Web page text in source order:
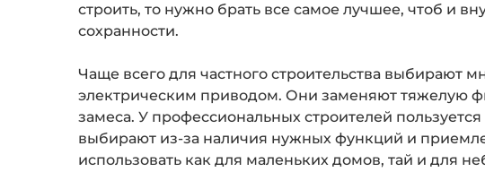
строить, то нужно брать все самое лучшее, чтоб и
сохранности.
Чаще всего для частного строительства выбирают
электрическим приводом. Они заменяют тяжелую
замеса. У профессиональных строителей
выбирают из-за наличия нужных функций и
использовать как для маленьких домов, тай и для